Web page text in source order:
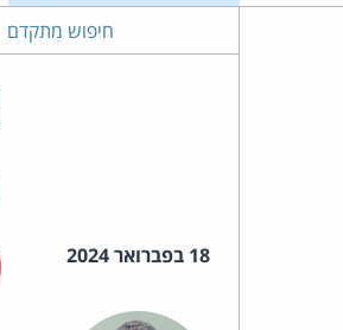
חיפוש מתקדם
18 בפברואר 2024